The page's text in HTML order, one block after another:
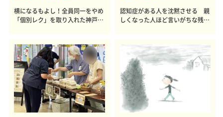
横になるもよし！全員同一をやめ
「個別レク」を取り入れた神戸の
認知症がある人を沈黙させる 親
しくなった人ほど言いがちな残酷